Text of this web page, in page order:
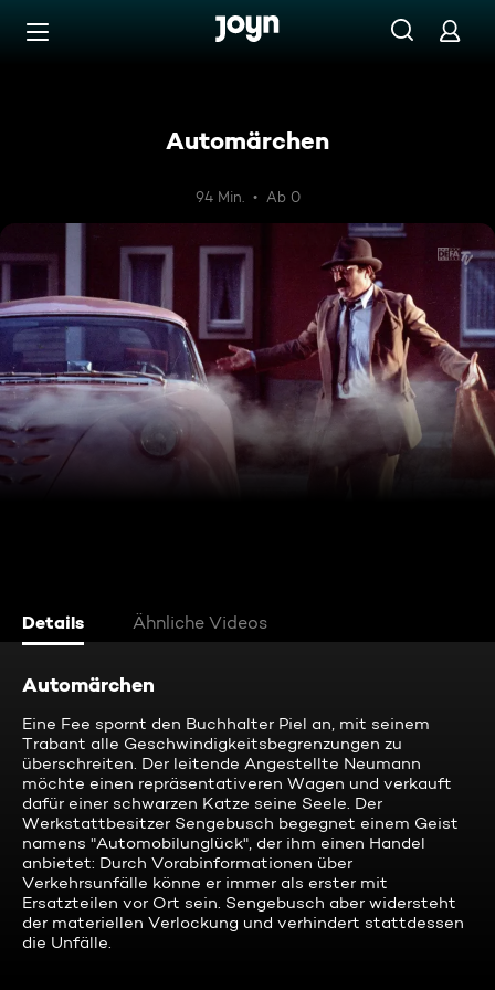
Zum Inhalt springen
Automärchen
94 Min. Ab 0
Details Ähnliche Videos
Automärchen
Eine Fee spornt den Buchhalter Piel an, mit seinem
Trabant alle Geschwindigkeitsbegrenzungen zu
überschreiten. Der leitende Angestellte Neumann
möchte einen repräsentativeren Wagen und verkauft
dafür einer schwarzen Katze seine Seele. Der
Werkstattbesitzer Sengebusch begegnet einem Geist
namens "Automobilunglück", der ihm einen Handel
anbietet: Durch Vorabinformationen über
Verkehrsunfälle könne er immer als erster mit
Ersatzteilen vor Ort sein. Sengebusch aber widersteht
der materiellen Verlockung und verhindert stattdessen
die Unfälle.